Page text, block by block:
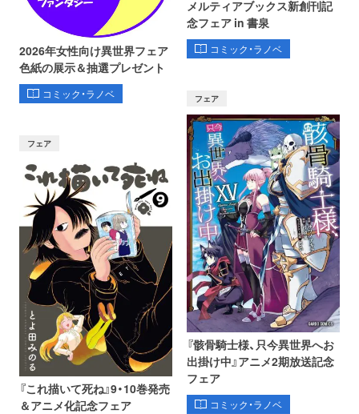
2026年女性向け異世界フェア
色紙の展示＆抽選プレゼント
コミック・ラノベ
メルティアブックス新創刊記
念フェア in 書泉
コミック・ラノベ
フェア
『これ描いて死ね』9・10巻発売
＆アニメ化記念フェア
フェア
『骸骨騎士様、只今異世界へお
出掛け中』アニメ2期放送記念
フェア
コミック・ラノベ